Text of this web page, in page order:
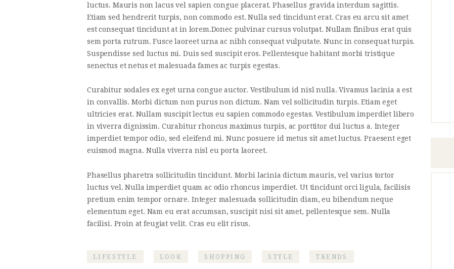
luctus. Mauris non lacus vel sapien congue placerat. Phasellus gravida interdum sagittis.
Etiam sed hendrerit turpis, non commodo est. Nulla sed tincidunt erat. Cras eu arcu sit amet
est consequat tincidunt at in lorem.Donec pulvinar cursus volutpat. Nullam finibus erat quis
sem porta rutrum. Fusce laoreet urna ac nibh consequat vulputate. Nunc in consequat turpis.
Suspendisse sed luctus mi. Duis sed suscipit eros. Pellentesque habitant morbi tristique
senectus et netus et malesuada fames ac turpis egestas.
Curabitur sodales ex eget urna congue auctor. Vestibulum id nisl nulla. Vivamus lacinia a est
in convallis. Morbi dictum non purus non dictum. Nam vel sollicitudin turpis. Etiam eget
ultricies erat. Nullam suscipit lectus eu sapien commodo egestas. Vestibulum imperdiet libero
in viverra dignissim. Curabitur rhoncus maximus turpis, ac porttitor dui luctus a. Integer
imperdiet tempor odio, sed eleifend mi. Nunc posuere id metus sit amet luctus. Praesent eget
euismod magna. Nulla viverra nisl eu porta laoreet.
Phasellus pharetra sollicitudin tincidunt. Morbi lacinia dictum mauris, vel varius tortor
luctus vel. Nulla imperdiet quam ac odio rhoncus imperdiet. Ut tincidunt orci ligula, facilisis
pretium enim tempor ornare. Integer malesuada sollicitudin diam, eu bibendum neque
elementum eget. Nam eu erat accumsan, suscipit nisi sit amet, pellentesque sem. Nulla
facilisi. Proin at feugiat velit. Cras eu elit risus.
LIFESTYLE LOOK SHOPPING STYLE TRENDS